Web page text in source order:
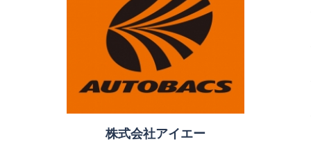
株式会社アイエー